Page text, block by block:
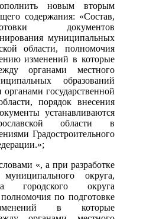
новым вторым
содержания: «Состав,
документов
муниципальных
области, полномочия
изменений в которые
органами местного
образований
государственной
порядок внесения
устанавливаются
области в
Градостроительного
«, а при разработке
округа,
городского округа
по подготовке
в которые